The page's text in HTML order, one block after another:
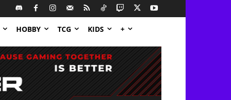
HOBBY TCG KIDS +